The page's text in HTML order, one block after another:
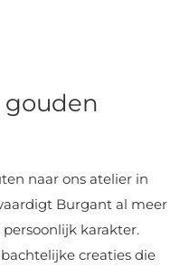
naar ons atelier in
Burgant al meer
karakter.
creaties die